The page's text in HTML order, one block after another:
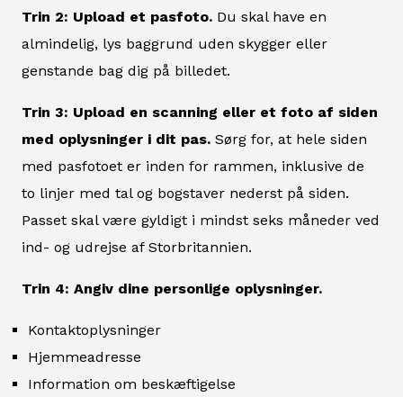
Trin 2: Upload et pasfoto. Du skal have en
almindelig, lys baggrund uden skygger eller
genstande bag dig på billedet.
Trin 3: Upload en scanning eller et foto af siden
med oplysninger i dit pas. Sørg for, at hele siden
med pasfotoet er inden for rammen, inklusive de
to linjer med tal og bogstaver nederst på siden.
Passet skal være gyldigt i mindst seks måneder ved
ind- og udrejse af Storbritannien.
Trin 4: Angiv dine personlige oplysninger.
Kontaktoplysninger
Hjemmeadresse
Information om beskæftigelse